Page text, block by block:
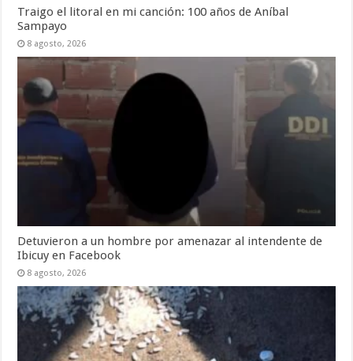
Traigo el litoral en mi canción: 100 años de Aníbal
Sampayo
8 agosto, 2026
Detuvieron a un hombre por amenazar al intendente de
Ibicuy en Facebook
8 agosto, 2026